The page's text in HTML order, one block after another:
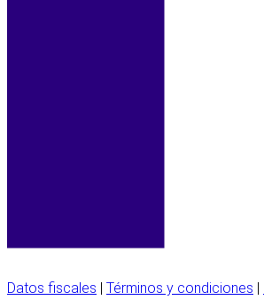
Datos fiscales Términos y condiciones